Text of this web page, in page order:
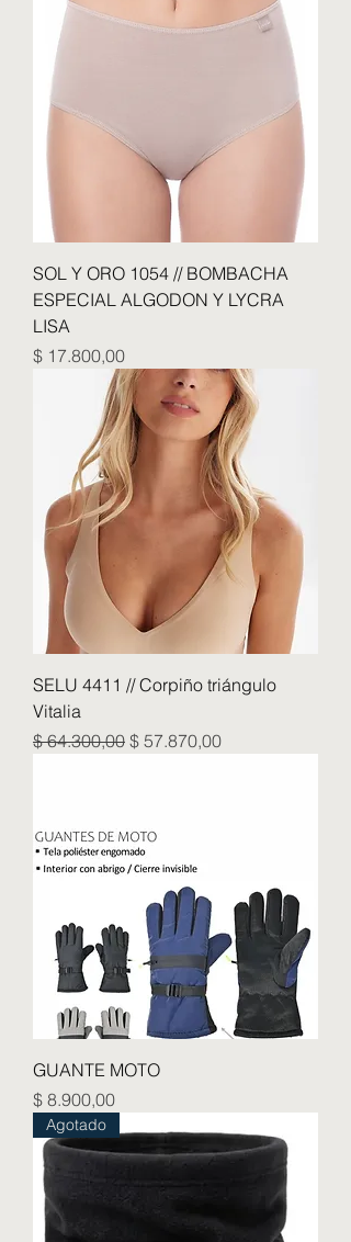
SOL Y ORO 1054 // BOMBACHA
ESPECIAL ALGODON Y LYCRA
LISA
Precio
$ 17.800,00
SELU 4411 // Corpiño triángulo
Vitalia
Precio
$ 64.300,00 Precio de oferta
$ 57.870,00
GUANTE MOTO
Precio
$ 8.900,00
Agotado